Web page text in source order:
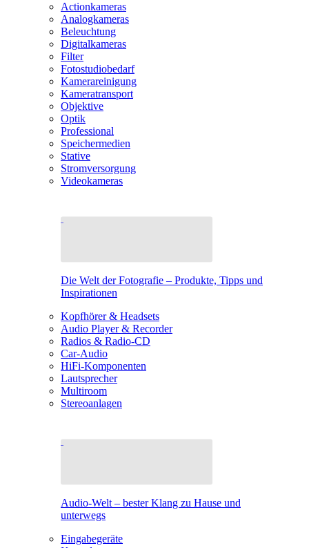
Actionkameras
Analogkameras
Beleuchtung
Digitalkameras
Filter
Fotostudiobedarf
Kamerareinigung
Kameratransport
Objektive
Optik
Professional
Speichermedien
Stative
Stromversorgung
Videokameras
Die Welt der Fotografie – Produkte, Tipps und
Inspirationen
Kopfhörer & Headsets
Audio Player & Recorder
Radios & Radio-CD
Car-Audio
HiFi-Komponenten
Lautsprecher
Multiroom
Stereoanlagen
Audio-Welt – bester Klang zu Hause und
unterwegs
Eingabegeräte